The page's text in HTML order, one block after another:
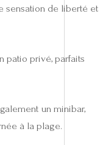
sensation de liberté et
patio privé, parfaits
un minibar,
à la plage.